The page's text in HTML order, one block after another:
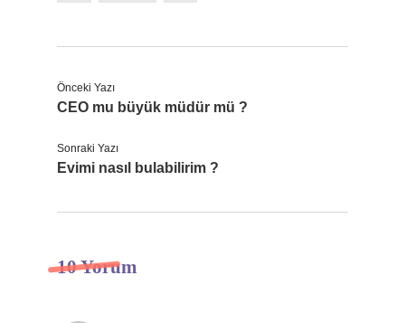
Önceki Yazı
CEO mu büyük müdür mü ?
Sonraki Yazı
Evimi nasıl bulabilirim ?
10 Yorum